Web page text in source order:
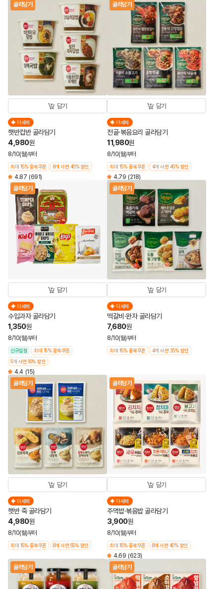
골라담기
담기
더세페
햇반컵반 골라담기
4,980원
8/10(월)부터
최대 15% 중복쿠폰 8개 사면 40% 할인
4.87 (691)
골라담기
담기
더세페
전골·볶음요리 골라담기
11,980원
8/10(월)부터
최대 15% 중복쿠폰 4개 사면 45% 할인
4.79 (218)
골라담기
담기
더세페
수입과자 골라담기
1,350원
8/10(월)부터
신규입점
최대 15% 중복쿠폰
5개 사면 10% 할인
4.4 (15)
골라담기
담기
더세페
떡갈비·완자 골라담기
7,680원
8/10(월)부터
최대 15% 중복쿠폰 4개 사면 35% 할인
골라담기
담기
더세페
햇반 죽 골라담기
4,980원
8/10(월)부터
최대 15% 중복쿠폰 8개 사면 55% 할인
골라담기
담기
더세페
주먹밥·볶음밥 골라담기
3,900원
8/10(월)부터
최대 15% 중복쿠폰 8개 사면 40% 할인
4.69 (623)
골라담기
골라담기